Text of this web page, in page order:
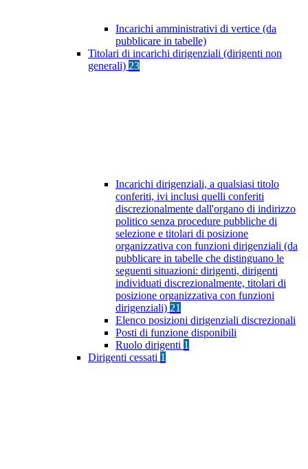
Incarichi amministrativi di vertice (da
pubblicare in tabelle)
Titolari di incarichi dirigenziali (dirigenti non
generali) 23
Incarichi dirigenziali, a qualsiasi titolo
conferiti, ivi inclusi quelli conferiti
discrezionalmente dall'organo di indirizzo
politico senza procedure pubbliche di
selezione e titolari di posizione
organizzativa con funzioni dirigenziali (da
pubblicare in tabelle che distinguano le
seguenti situazioni: dirigenti, dirigenti
individuati discrezionalmente, titolari di
posizione organizzativa con funzioni
dirigenziali) 21
Elenco posizioni dirigenziali discrezionali
Posti di funzione disponibili
Ruolo dirigenti 1
Dirigenti cessati 1